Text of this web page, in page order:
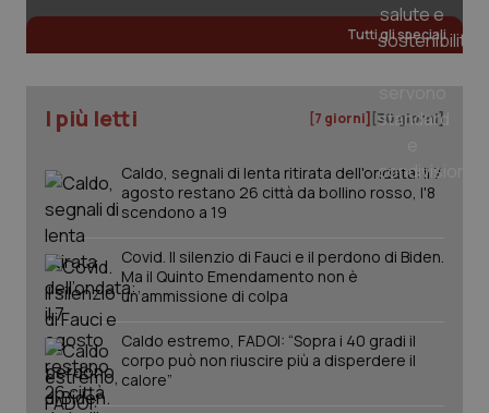
Tutti gli speciali
I più letti [7 giorni] [30 giorni]
Caldo, segnali di lenta ritirata dell'ondata: il 7
agosto restano 26 città da bollino rosso, l'8
scendono a 19
Covid. Il silenzio di Fauci e il perdono di Biden.
Ma il Quinto Emendamento non è
un’ammissione di colpa
Caldo estremo, FADOI: “Sopra i 40 gradi il
corpo può non riuscire più a disperdere il
calore”